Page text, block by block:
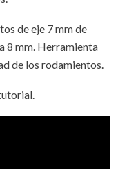
de eje 7 mm de
8 mm. Herramienta
de los rodamientos.